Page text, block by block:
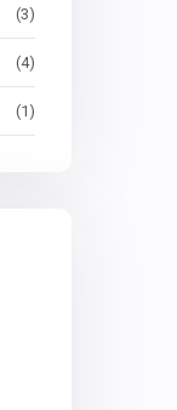
(3)
(4)
(1)